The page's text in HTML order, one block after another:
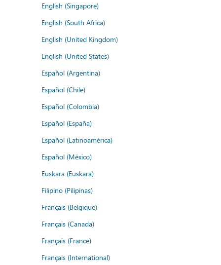
English (Singapore)
English (South Africa)
English (United Kingdom)
English (United States)
Español (Argentina)
Español (Chile)
Español (Colombia)
Español (España)
Español (Latinoamérica)
Español (México)
Euskara (Euskara)
Filipino (Pilipinas)
Français (Belgique)
Français (Canada)
Français (France)
Français (International)